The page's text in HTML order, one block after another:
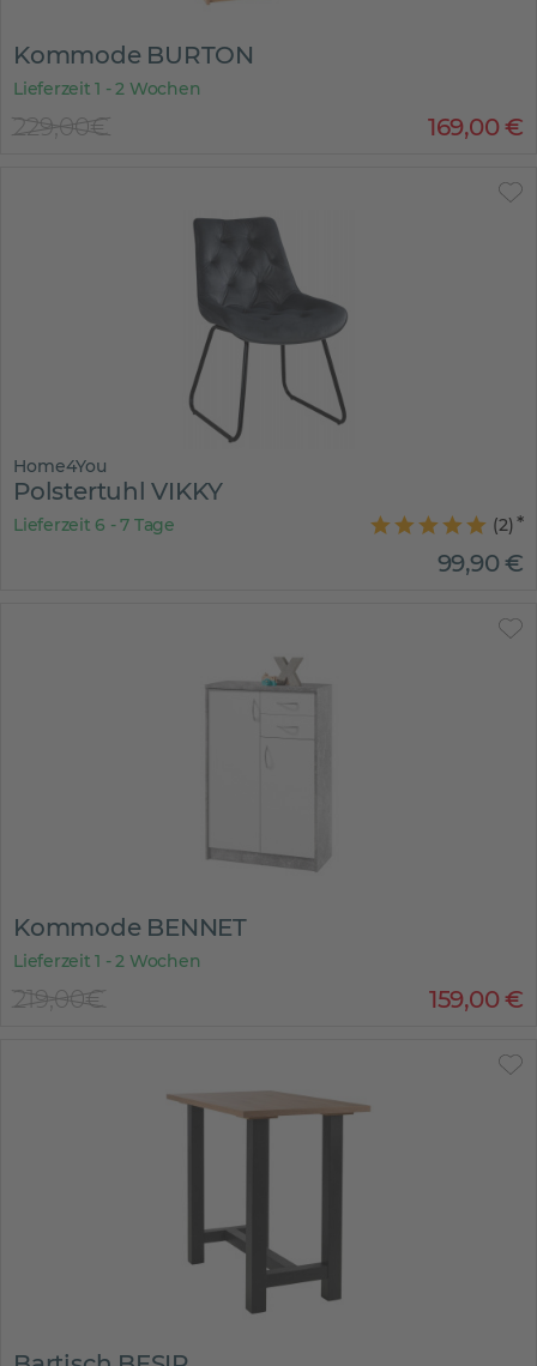
Kommode BURTON
Lieferzeit 1 - 2 Wochen
169,00€
229,00€
Home4You
Polstertuhl VIKKY
Lieferzeit 6 - 7 Tage (2)
99,90€
Kommode BENNET
Lieferzeit 1 - 2 Wochen
159,00€
219,00€